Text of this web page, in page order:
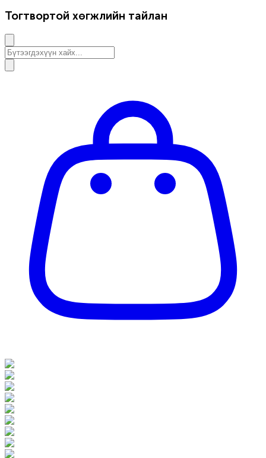
Тогтвортой хөгжлийн тайлан